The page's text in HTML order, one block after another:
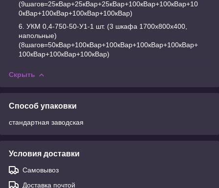
(9шагов=25кВар+25кВар+25кВар+100кВар+100кВар+10
0кВар+100кВар+100кВар+100кВар)
УКМ 0,4-750-50-У1-1 шт. (3 шкафа 1700х800х400,
напольные)
(8шагов=50кВар+100кВар+100кВар+100кВар+100кВар+
100кВар+100кВар+100кВар)
Скрыть
Способ упаковки
стандартная заводская
Условия доставки
Самовывоз
Доставка почтой